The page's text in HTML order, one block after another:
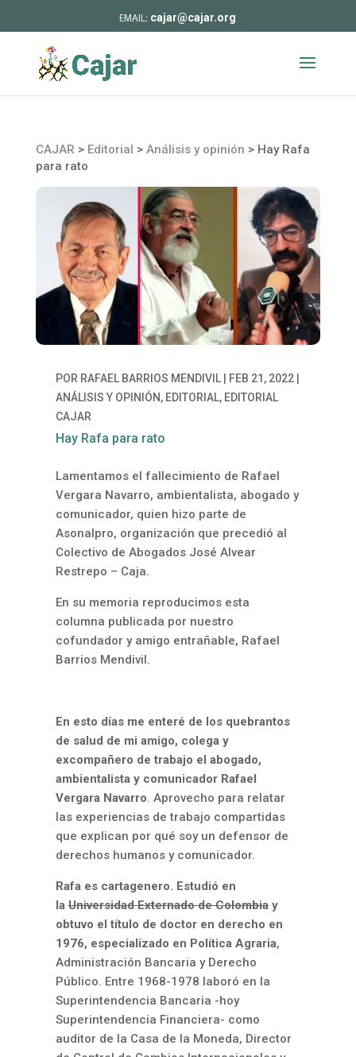
cajar@cajar.org
CAJAR > Editorial > Análisis y opinión > Hay Rafa
para rato
POR RAFAEL BARRIOS MENDIVIL| FEB 21, 2022|
ANÁLISIS Y OPINIÓN, EDITORIAL, EDITORIAL
CAJAR
Hay Rafa para rato
Lamentamos el fallecimiento de Rafael
Vergara Navarro, ambientalista, abogado y
comunicador, quien hizo parte de
Asonalpro, organización que precedió al
Colectivo de Abogados José Alvear
Restrepo – Caja.
En su memoria reproducimos esta
columna publicada por nuestro
cofundador y amigo entrañable, Rafael
Barrios Mendivil.
En esto días me enteré de los quebrantos
de salud de mi amigo, colega y
excompañero de trabajo el abogado,
ambientalista y comunicador Rafael
Vergara Navarro. Aprovecho para relatar
las experiencias de trabajo compartidas
que explican por qué soy un defensor de
derechos humanos y comunicador.
Rafa es cartagenero. Estudió en
laUniversidad Externado de Colombiay
obtuvo el título de doctor en derecho en
1976, especializado en Política Agraria,
Administración Bancaria y Derecho
Público. Entre 1968-1978 laboró en la
Superintendencia Bancaria -hoy
Superintendencia Financiera- como
auditor de la Casa de la Moneda, Director